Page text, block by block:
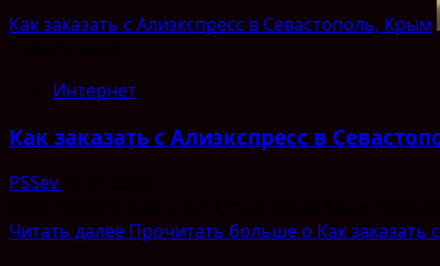
Как заказать с Алиэкспресс в Севастополь, Крым
Интернет
Как заказать с Алиэкспресс в
PSSev
Читать далее Прочитать больше о Как заказать